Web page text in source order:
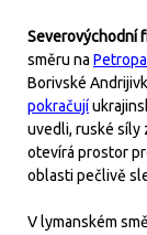
Severovýchodní
směru na
Borivské
pokračují
uvedli, ruské síly
otevírá prostor
oblasti pečlivě
V lymanském